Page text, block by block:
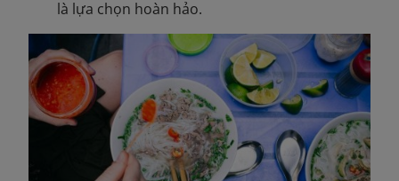
là lựa chọn hoàn hảo.